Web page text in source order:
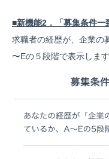
■新機能2．「募集条件一
求職者の経歴が、企業の
〜Eの５段階で表示します